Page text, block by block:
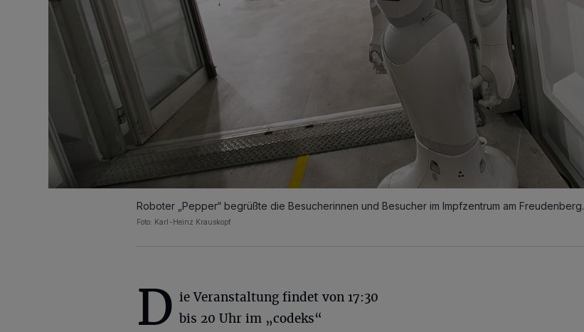
Roboter „Pepper“ begrüßte die Besucherinnen und Besucher im Impfzentrum am Freudenberg.
Foto: Karl-Heinz Krauskopf
D ie Veranstaltung findet von 17:30
bis 20 Uhr im „codeks“